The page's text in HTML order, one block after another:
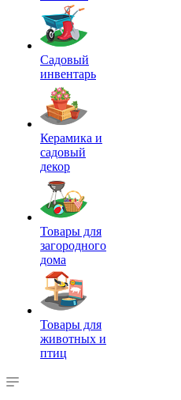
Садовый
инвентарь
Керамика и
садовый
декор
Товары для
загородного
дома
Товары для
животных и
птиц